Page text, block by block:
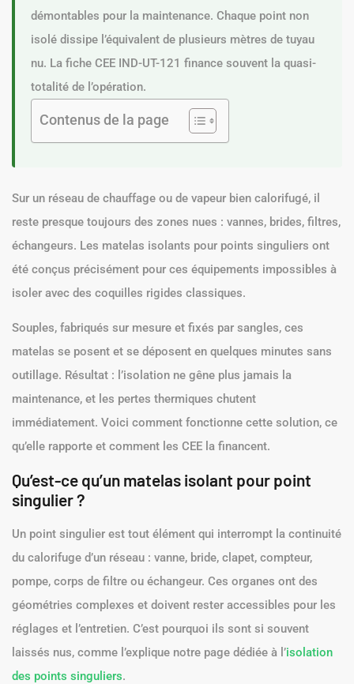
démontables pour la maintenance. Chaque point non
isolé dissipe l’équivalent de plusieurs mètres de tuyau
nu. La fiche CEE IND-UT-121 finance souvent la quasi-
totalité de l’opération.
Contenus de la page
Sur un réseau de chauffage ou de vapeur bien calorifugé, il
reste presque toujours des zones nues : vannes, brides, filtres,
échangeurs. Les matelas isolants pour points singuliers ont
été conçus précisément pour ces équipements impossibles à
isoler avec des coquilles rigides classiques.
Souples, fabriqués sur mesure et fixés par sangles, ces
matelas se posent et se déposent en quelques minutes sans
outillage. Résultat : l’isolation ne gêne plus jamais la
maintenance, et les pertes thermiques chutent
immédiatement. Voici comment fonctionne cette solution, ce
qu’elle rapporte et comment les CEE la financent.
Qu’est-ce qu’un matelas isolant pour point
singulier ?
Un point singulier est tout élément qui interrompt la continuité
du calorifuge d’un réseau : vanne, bride, clapet, compteur,
pompe, corps de filtre ou échangeur. Ces organes ont des
géométries complexes et doivent rester accessibles pour les
réglages et l’entretien. C’est pourquoi ils sont si souvent
laissés nus, comme l’explique notre page dédiée à l’isolation
des points singuliers.